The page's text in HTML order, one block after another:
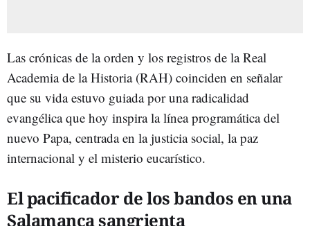
Las crónicas de la orden y los registros de la Real
Academia de la Historia (RAH) coinciden en señalar
que su vida estuvo guiada por una radicalidad
evangélica que hoy inspira la línea programática del
nuevo Papa, centrada en la justicia social, la paz
internacional y el misterio eucarístico.
El pacificador de los bandos en una
Salamanca sangrienta